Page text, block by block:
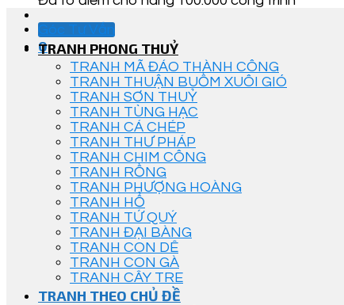
Góc Tư Vấn
0
TRANH PHONG THUỶ
TRANH MÃ ĐÁO THÀNH CÔNG
TRANH THUẬN BUỒM XUÔI GIÓ
TRANH SƠN THUỶ
TRANH TÙNG HẠC
TRANH CÁ CHÉP
TRANH THƯ PHÁP
TRANH CHIM CÔNG
TRANH RỒNG
TRANH PHƯỢNG HOÀNG
TRANH HỔ
TRANH TỨ QUÝ
TRANH ĐẠI BÀNG
TRANH CON DÊ
TRANH CON GÀ
TRANH CÂY TRE
TRANH THEO CHỦ ĐỀ